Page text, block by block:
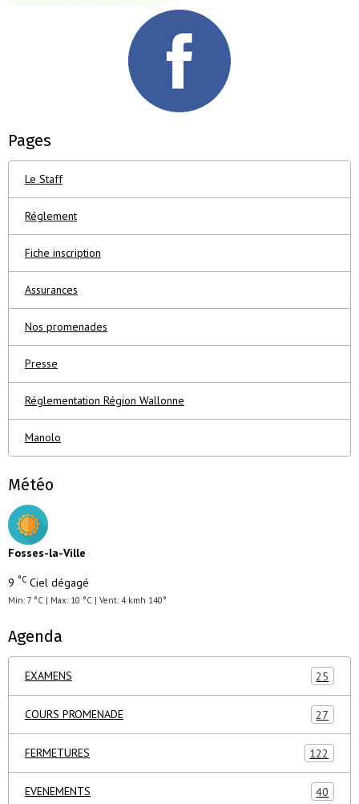
Pages
Le Staff
Réglement
Fiche inscription
Assurances
Nos promenades
Presse
Réglementation Région Wallonne
Manolo
Météo
Fosses-la-Ville
9 °C Ciel dégagé
Min: 7 °C | Max: 10 °C | Vent: 4 kmh 140°
Agenda
EXAMENS 25
COURS PROMENADE 27
FERMETURES 122
EVENEMENTS 40